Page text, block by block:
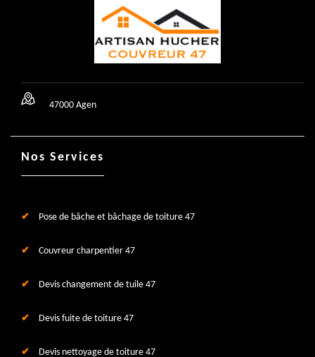
47000 Agen
Nos Services
Pose de bâche et bâchage de toiture 47
Couvreur charpentier 47
Devis changement de tuile 47
Devis fuite de toiture 47
Devis nettoyage de toiture 47